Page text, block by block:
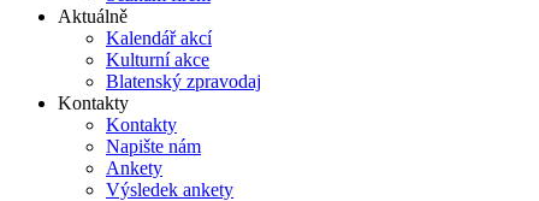
Aktuálně
Kalendář akcí
Kulturní akce
Blatenský zpravodaj
Kontakty
Kontakty
Napište nám
Ankety
Výsledek ankety